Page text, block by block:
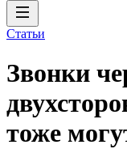
Статьи
Звонки
тоже